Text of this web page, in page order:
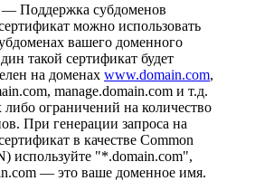
— Поддержка субдоменов
можно использовать
вашего доменного
такой сертификат будет
на доменах www.domain.com,
manage.domain.com и т.д.
либо ограничений на количество
При генерации запроса на
в качестве Common
используйте "*.domain.com",
— это ваше доменное имя.